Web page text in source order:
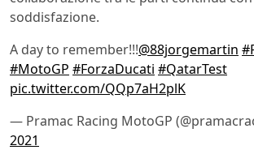
soddisfazione.
A day to remember!!!@88jorgemartin
#MotoGP #ForzaDucati #QatarTest
pic.twitter.com/QQp7aH2plK
— Pramac Racing MotoGP
2021